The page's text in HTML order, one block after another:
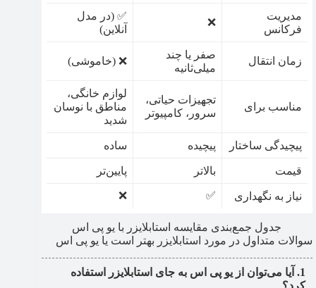
مدیریت
فرکانس
❌
✅ (در مدل
آنلاین)
زمان انتقال
صفر یا چند
میلی‌ثانیه
❌ (خاموشی)
مناسب برای
تجهیزات حیاتی،
سرور، کامپیوتر
لوازم خانگی،
مناطق با نوسان
شدید
پیچیدگی ساختار پیچیده ساده
قیمت بالاتر پایین‌تر
نیاز به نگهداری ✅
❌
جدول جمع‌بندی مقایسه استابلایزر با یو پی اس
سوالات متداول در مورد استابلایزر بهتر است یا یو پی اس
آیا می‌توان از یو پی اس به جای استابلایزر استفاده